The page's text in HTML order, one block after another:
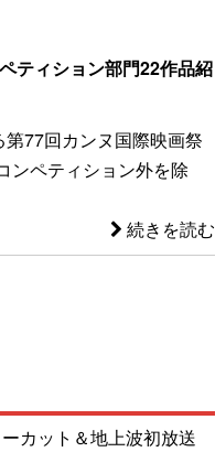
ティション部門22作品紹
77回カンヌ国際映画祭
ンペティション外を除
続きを読む
カット＆地上波初放送